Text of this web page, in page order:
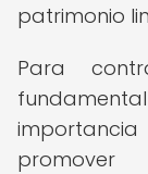
patrimonio
Para